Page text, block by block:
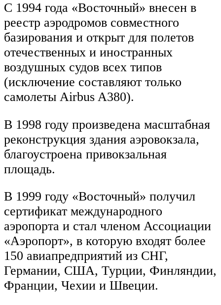
С 1994 года «Восточный» внесен в
реестр аэродромов совместного
базирования и открыт для полетов
отечественных и иностранных
воздушных судов всех типов
(исключение составляют только
самолеты Airbus A380).
В 1998 году произведена масштабная
реконструкция здания аэровокзала,
благоустроена привокзальная
площадь.
В 1999 году «Восточный» получил
сертификат международного
аэропорта и стал членом Ассоциации
«Аэропорт», в которую входят более
150 авиапредприятий из СНГ,
Германии, США, Турции, Финляндии,
Франции, Чехии и Швеции.